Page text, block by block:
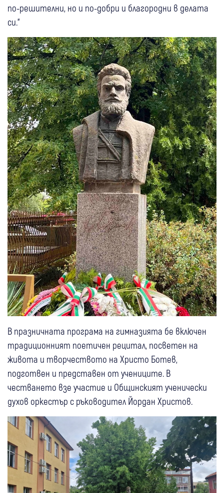
по-решителни, но и по-добри и благородни в делата
си.“
В празничната програма на гимназията бе включен
традиционният поетичен рецитал, посветен на
живота и творчеството на Христо Ботев,
подготвен и представен от учениците. В
честването взе участие и Общинският ученически
духов оркестър с ръководител Йордан Христов.